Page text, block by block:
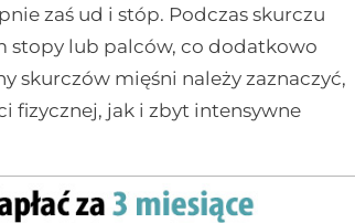
zaś ud i stóp. Podczas skurczu
stopy lub palców, co dodatkowo
skurczów mięśni należy zaznaczyć,
fizycznej, jak i zbyt intensywne